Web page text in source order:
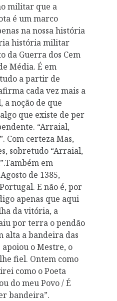
militar que a
é um marco
na nossa história
história militar
da Guerra dos Cem
Média. É em
a partir de
cada vez mais a
a noção de que
que existe de per
“Arraial,
Com certeza Mas,
sobretudo “Arraial,
em
de 1385,
E não é, por
apenas que aqui
da vitória, a
por terra o pendão
alta a bandeira das
apoiou o Mestre, o
fiel. Ontem como
como o Poeta
do meu Povo / É
bandeira”.